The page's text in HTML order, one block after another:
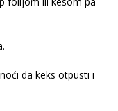
da keks otpusti i